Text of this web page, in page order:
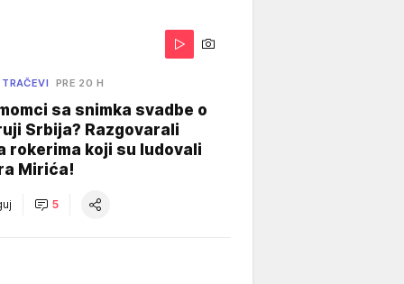
PRE 20 H
sa snimka svadbe o
Srbija? Razgovarali
rokerima koji su ludovali
Mirića!
5